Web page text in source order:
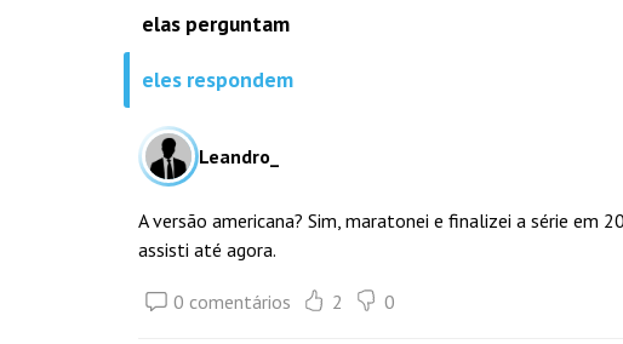
elas perguntam
eles respondem
Leandro_
A versão americana? Sim, maratonei e finalizei a série em
assisti até agora.
0 comentários 2 0